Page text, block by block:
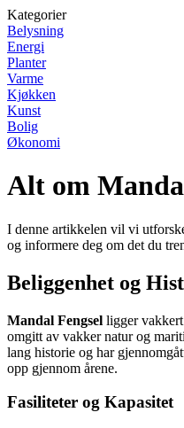
Kategorier
Belysning
Energi
Planter
Varme
Kjøkken
Kunst
Bolig
Økonomi
Alt om
I denne artikkelen vil vi
og informere deg om det du
Beliggenhet og
Mandal Fengsel ligger
omgitt av vakker natur og
lang historie og har
opp gjennom årene.
Fasiliteter og Kapasitet